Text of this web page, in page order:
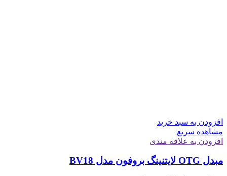
افزودن به سبد خرید
مشاهده سریع
افزودن به علاقه مندی
مبدل OTG لایتنینگ بروفون مدل BV18